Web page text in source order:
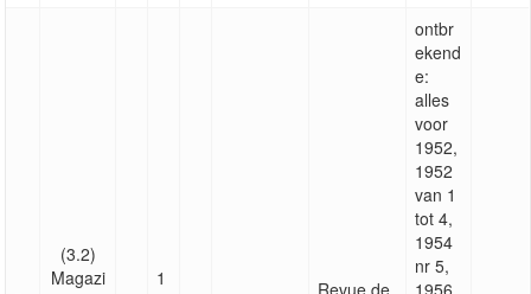
(3.2)
Magazi
1
Revue de
ontbr
ekend
e:
alles
voor
1952,
1952
van 1
tot 4,
1954
nr 5,
1956